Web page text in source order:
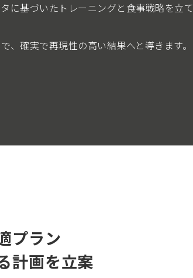
に基づいたトレーニングと食事戦略を立て
、確実で再現性の高い結果へと導きます。
プラン
計画を立案